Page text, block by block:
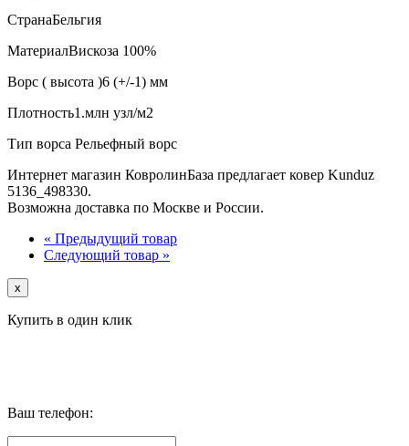
СтранаБельгия
МатериалВискоза 100%
Ворс ( высота )6 (+/-1) мм
Плотность1.млн узл/м2
Тип ворса Рельефный ворс
Интернет магазин КовролинБаза предлагает ковер Kunduz
5136_498330.
Возможна доставка по Москве и России.
« Предыдущий товар
Следующий товар »
x
Купить в один клик
Ваш телефон: